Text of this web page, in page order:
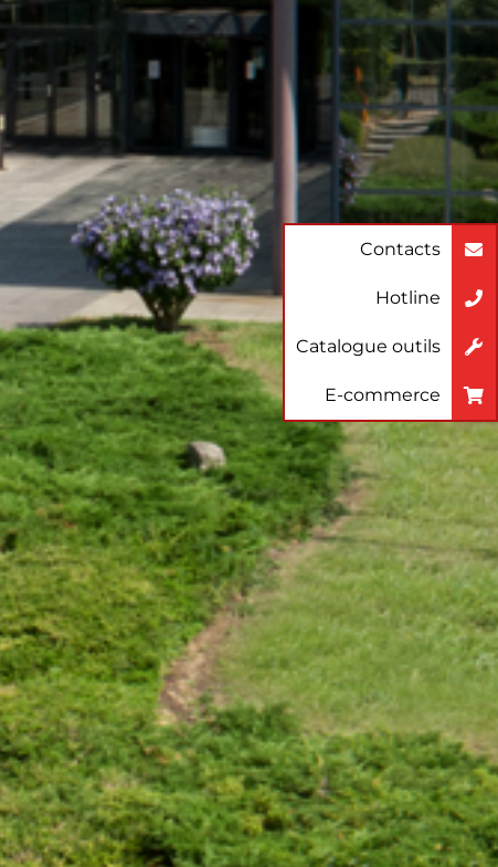
Contacts
Hotline
Catalogue outils
E-commerce